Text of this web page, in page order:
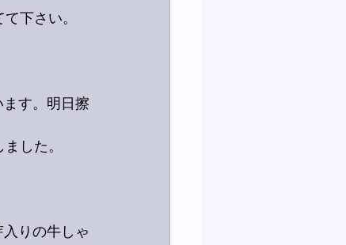
下さい。
す。明日擦
した。
りの牛しゃ